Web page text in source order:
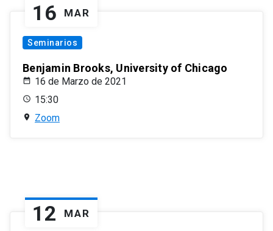
16 MAR
Seminarios
Benjamin Brooks, University of Chicago
16 de Marzo de 2021
15:30
Zoom
12 MAR